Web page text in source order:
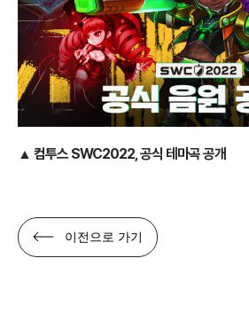
▲ 컴투스 SWC2022, 공식 테마곡 공개
이전으로 가기